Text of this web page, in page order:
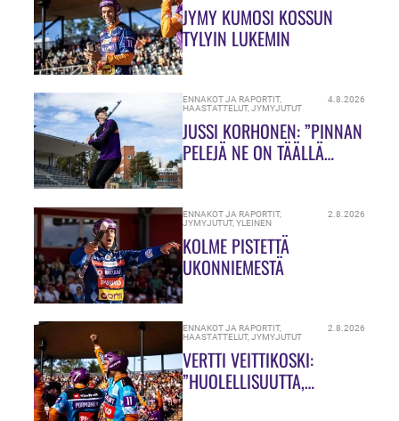
JYMY KUMOSI KOSSUN
TYLYIN LUKEMIN
ENNAKOT JA RAPORTIT,
HAASTATTELUT,JYMYJUTUT
4.8.2026
JUSSI KORHONEN: ”PINNAN
PELEJÄ NE ON TÄÄLLÄ
ENNAKOT JA RAPORTIT,
JYMYJUTUT,YLEINEN
2.8.2026
KOLME PISTETTÄ
UKONNIEMESTÄ
ENNAKOT JA RAPORTIT,
HAASTATTELUT,JYMYJUTUT
2.8.2026
VERTTI VEITTIKOSKI:
”HUOLELLISUUTTA,